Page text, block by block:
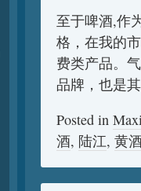
至于啤酒,作
格，在我的
费类产品。
品牌，也是
Posted in
酒, 陆江, 黄